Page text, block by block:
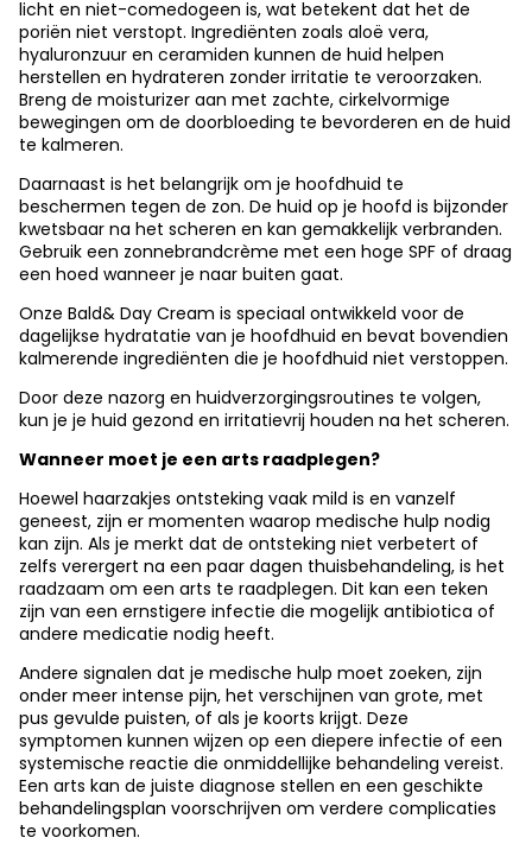
licht en niet-comedogeen is, wat betekent dat het de
poriën niet verstopt. Ingrediënten zoals aloë vera,
hyaluronzuur en ceramiden kunnen de huid helpen
herstellen en hydrateren zonder irritatie te veroorzaken.
Breng de moisturizer aan met zachte, cirkelvormige
bewegingen om de doorbloeding te bevorderen en de huid
te kalmeren.
Daarnaast is het belangrijk om je hoofdhuid te
beschermen tegen de zon. De huid op je hoofd is bijzonder
kwetsbaar na het scheren en kan gemakkelijk verbranden.
Gebruik een zonnebrandcrème met een hoge SPF of draag
een hoed wanneer je naar buiten gaat.
Onze Bald& Day Cream is speciaal ontwikkeld voor de
dagelijkse hydratatie van je hoofdhuid en bevat bovendien
kalmerende ingrediënten die je hoofdhuid niet verstoppen.
Door deze nazorg en huidverzorgingsroutines te volgen,
kun je je huid gezond en irritatievrij houden na het scheren.
Wanneer moet je een arts raadplegen?
Hoewel haarzakjes ontsteking vaak mild is en vanzelf
geneest, zijn er momenten waarop medische hulp nodig
kan zijn. Als je merkt dat de ontsteking niet verbetert of
zelfs verergert na een paar dagen thuisbehandeling, is het
raadzaam om een arts te raadplegen. Dit kan een teken
zijn van een ernstigere infectie die mogelijk antibiotica of
andere medicatie nodig heeft.
Andere signalen dat je medische hulp moet zoeken, zijn
onder meer intense pijn, het verschijnen van grote, met
pus gevulde puisten, of als je koorts krijgt. Deze
symptomen kunnen wijzen op een diepere infectie of een
systemische reactie die onmiddellijke behandeling vereist.
Een arts kan de juiste diagnose stellen en een geschikte
behandelingsplan voorschrijven om verdere complicaties
te voorkomen.